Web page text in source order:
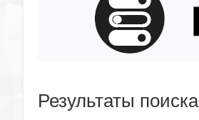
Результаты поиска